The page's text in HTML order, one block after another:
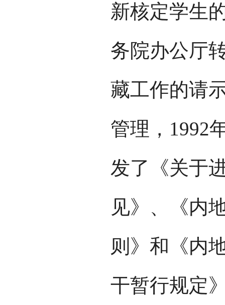
新核定学生
务院办公厅
藏工作的请
管理，1992
发了《关于
见》、《内
则》和《内
干暂行规定